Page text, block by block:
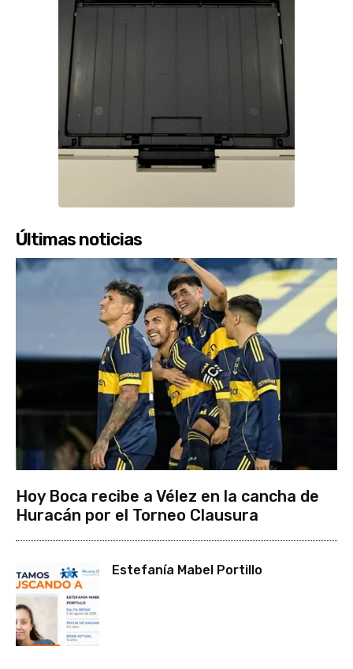
Últimas noticias
Hoy Boca recibe a Vélez en la cancha de
Huracán por el Torneo Clausura
Estefanía Mabel Portillo